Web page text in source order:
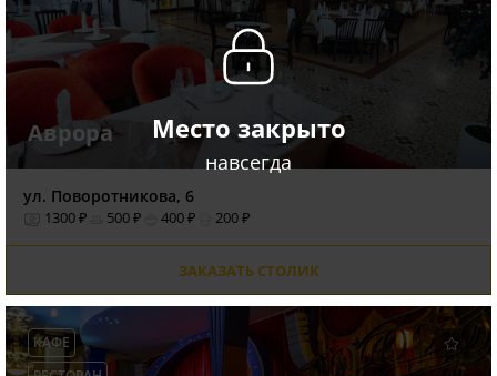
Место закрыто
навсегда
Аврора
ул. Поворотникова, 6
1300 ₽ 500 ₽ 400 ₽ 200 ₽
ЗАКАЗАТЬ СТОЛИК
КАФЕ